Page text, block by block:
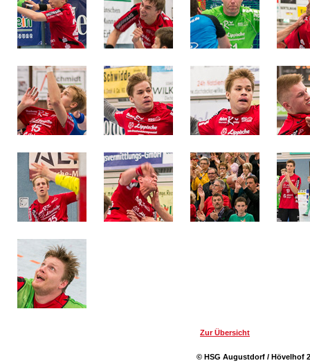
Zur Übersicht
© HSG Augustdorf / Hövelhof